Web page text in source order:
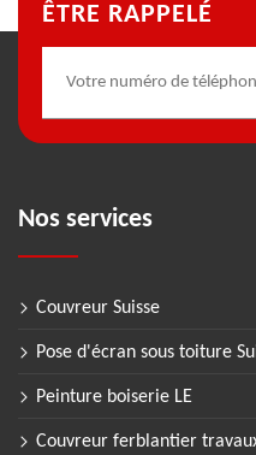
ÊTRE RAPPELÉ
Nos services
Couvreur Suisse
Pose d'écran sous toiture
Peinture boiserie LE
Couvreur ferblantier